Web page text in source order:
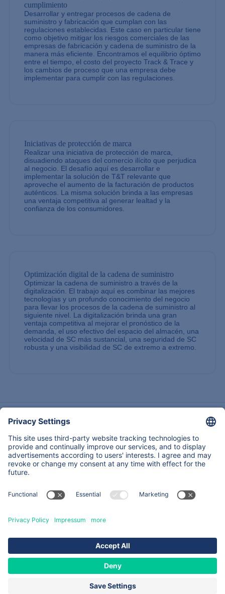
cumplimiento
Desarrollar y entregar procesos de cadena de
suministro y fabricación que cumplan con las
regulaciones establecidas. Este caso en particular tiene
como objetivo mitigar los riesgos comerciales de las
empresas de fabricación y cadena de suministro de la
manera más eficiente. Encontramos el equilibrio óptimo
entre el tiempo, el costo del proyecto Track & Trace y
los cambios de proceso que una empresa debe
implementar para cumplir con las regulaciones.
Iniciativas de protección de marca
Realizar una iniciativa de protección de marca,
disuadiendo ataques del comercio ilícito que perjudica
al negocio. El desafío aquí es desarrollar e
implementar la solución de T&T relevante que
aproveche el aumento de la facturación de productos
auténticos. La misma solución brinda a las empresas
una ventaja competitiva al generar lealtad y la
confianza de los consumidores.
Optimización digital de la cadena de suministro
Optimizar la cadena de suministro a través de la
digitalización. El trabajo aquí es combinar las mejores
tecnologías y un profundo conocimiento del negocio
para llevar los procesos de la cadena de suministro al
siguiente nivel. La digitalización brinda una gran
ventaja competitiva al mejorar el pronóstico de la
demanda, el uso efectivo del espacio del almacén, una
velocidad de SC más sustancial, una seguridad de SC
robusta y una visibilidad de SC de extremo a extremo.
Acerca de nosotros Experiencia Servicios & Productos
Contactos